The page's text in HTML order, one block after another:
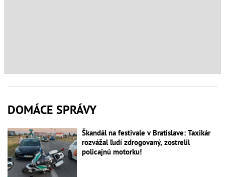
DOMÁCE SPRÁVY
Škandál na festivale v Bratislave: Taxikár
rozvážal ľudí zdrogovaný, zostrelil
policajnú motorku!